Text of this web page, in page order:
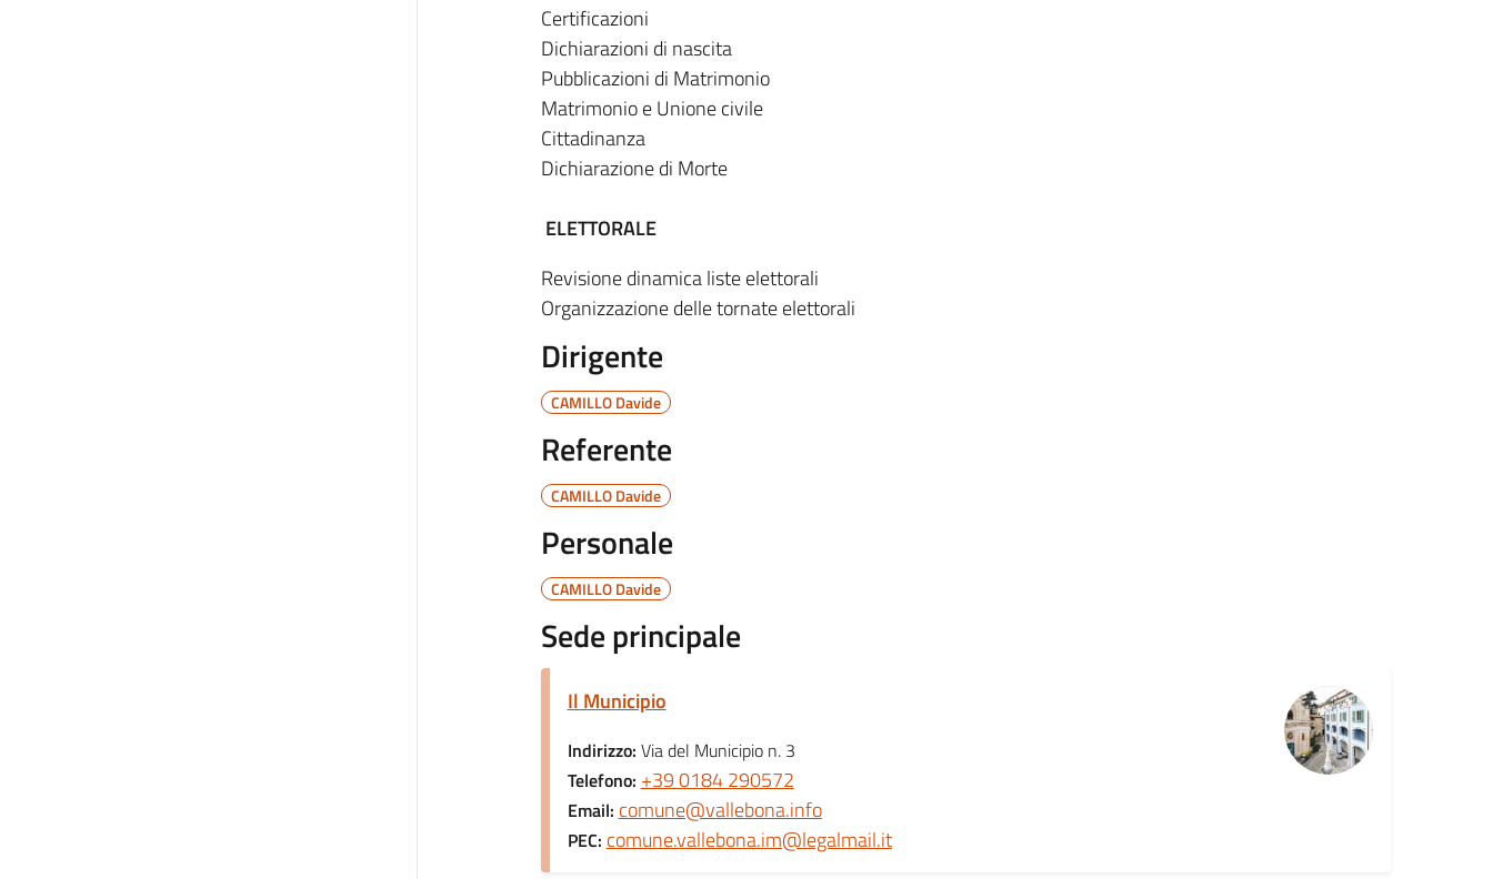
Certificazioni
Dichiarazioni di nascita
Pubblicazioni di Matrimonio
Matrimonio e Unione civile
Cittadinanza
Dichiarazione di Morte
ELETTORALE
Revisione dinamica liste elettorali
Organizzazione delle tornate elettorali
Dirigente
CAMILLO Davide
Referente
CAMILLO Davide
Personale
CAMILLO Davide
Sede principale
Il Municipio
Indirizzo: Via del Municipio n. 3
Telefono: +39 0184 290572
Email: comune@vallebona.info
PEC: comune.vallebona.im@legalmail.it